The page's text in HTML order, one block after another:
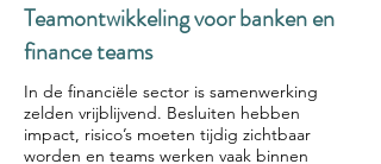
Teamontwikkeling voor banken en
finance teams
In de financiële sector is samenwerking
zelden vrijblijvend. Besluiten hebben
impact, risico’s moeten tijdig zichtbaar
worden en teams werken vaak binnen